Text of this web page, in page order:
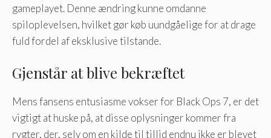
gameplayet. Denne ændring kunne omdanne
spiloplevelsen, hvilket gør køb uundgåelige for at drage
fuld fordel af eksklusive tilstande.
Gjenstår at blive bekræftet
Mens fansens entusiasme vokser for Black Ops 7, er det
vigtigt at huske på, at disse oplysninger kommer fra
rygter, der, selv om en kilde til tillid endnu ikke er blevet